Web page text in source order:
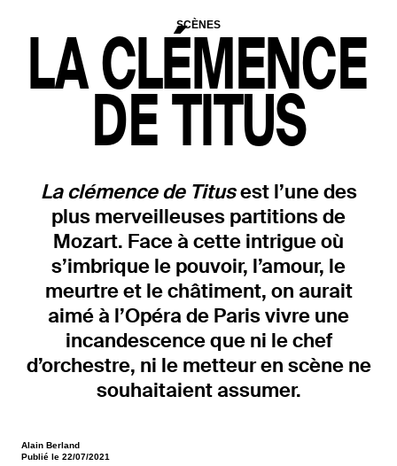
CONNECTEZ-VOUS
+ CONNECTEZ-VOUS
OÙ TROUVER VOTRE N° ?
Votre numéro de commande
figure en haut du mail reçu lors de
la souscription de votre
abonnement.
SCÈNES
LA CLÉMENCE
DE TITUS
La clémence de Titusest l’une des
plus merveilleuses partitions de
Mozart. Face à cette intrigue où
s’imbrique le pouvoir, l’amour, le
meurtre et le châtiment, on aurait
aimé à l’Opéra de Paris vivre une
incandescence que ni le chef
d’orchestre, ni le metteur en scène ne
souhaitaient assumer.
Alain Berland
Publié le 22/07/2021